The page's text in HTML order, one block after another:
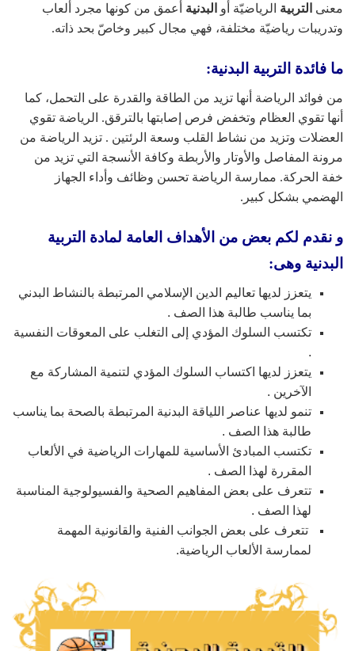
معنى التربية الرياضيّة أو البدنية أعمق من كونها مجرد ألعاب
وتدريبات رياضيّة مختلفة، فهي مجال كبير وخاصّ بحد ذاته.
ما فائدة التربية البدنية:
من فوائد الرياضة أنها تزيد من الطاقة والقدرة على التحمل، كما
أنها تقوي العظام وتخفض فرص إصابتها بالترقق. الرياضة تقوي
العضلات وتزيد من نشاط القلب وسعة الرئتين . تزيد الرياضة من
مرونة المفاصل والأوتار والأربطة وكافة الأنسجة التي تزيد من
خفة الحركة. ممارسة الرياضة تحسن وظائف وأداء الجهاز
الهضمي بشكل كبير.
و نقدم لكم بعض من الأهداف العامة لمادة التربية
البدنية وهى:
يتعزز لديها تعاليم الدين الإسلامي المرتبطة بالنشاط البدني
بما يناسب طالبة هذا الصف .
تكتسب السلوك المؤدي إلى التغلب على المعوقات النفسية
.
يتعزز لديها اكتساب السلوك المؤدي لتنمية المشاركة مع
الآخرين .
تنمو لديها عناصر اللياقة البدنية المرتبطة بالصحة بما يناسب
طالبة هذا الصف .
تكتسب المبادئ الأساسية للمهارات الرياضية في الألعاب
المقررة لهذا الصف .
تتعرف على بعض المفاهيم الصحية والفسيولوجية المناسبة
لهذا الصف .
تتعرف على بعض الجوانب الفنية والقانونية المهمة
لممارسة الألعاب الرياضية.